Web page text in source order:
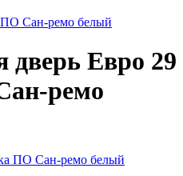
ПО Сан-ремо белый
Евро 29
ремо